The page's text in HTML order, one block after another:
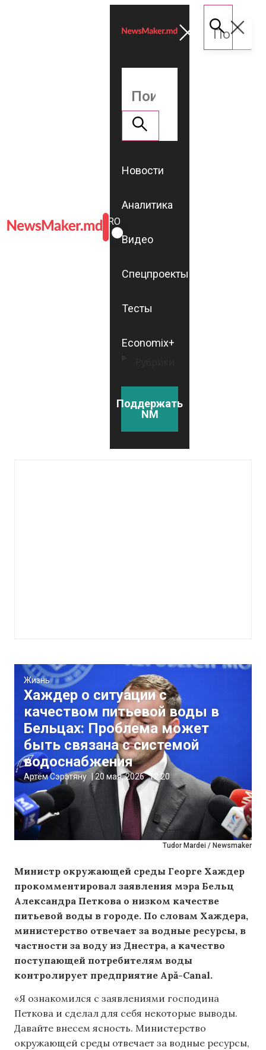
ROMÂNĂ
RU
Новости
Аналитика
Видео
Спецпроекты
Тесты
Economix+
Поддержать
NM
Tudor Mardei / Newsmaker
Жизнь
Хаждер о ситуации с
качеством питьевой воды в
Бельцах: Проблема может
быть связана с системой
водоснабжения
Артём Сэрэтяну |20 мая, 2026 12:20
Министр окружающей среды Георге Хаждер
прокомментировал заявления мэра Бельц
Александра Петкова о низком качестве
питьевой воды в городе. По словам Хаждера,
министерство отвечает за водные ресурсы, в
частности за воду из Днестра, а качество
поступающей потребителям воды
контролирует предприятие Apă-Canal.
«Я ознакомился с заявлениями господина
Петкова и сделал для себя некоторые выводы.
Давайте внесем ясность. Министерство
окружающей среды отвечает за водные ресурсы,